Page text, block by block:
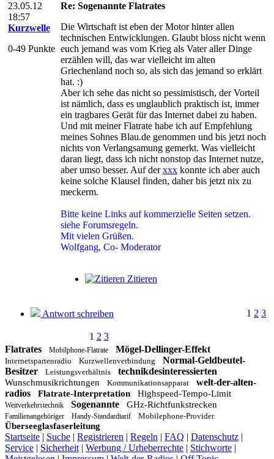
23.05.12
18:57
Kurzwelle
0-49 Punkte
Re: Sogenannte Flatrates
Die Wirtschaft ist eben der Motor hinter allen
technischen Entwicklungen. Glaubt bloss nicht wenn
euch jemand was vom Krieg als Vater aller Dinge
erzählen will, das war vielleicht im alten
Griechenland noch so, als sich das jemand so erklärt
hat. :)
Aber ich sehe das nicht so pessimistisch, der Vorteil
ist nämlich, dass es unglaublich praktisch ist, immer
ein tragbares Gerät für das Internet dabei zu haben.
Und mit meiner Flatrate habe ich auf Empfehlung
meines Sohnes Blau.de genommen und bis jetzt noch
nichts von Verlangsamung gemerkt. Was vielleicht
daran liegt, dass ich nicht nonstop das Internet nutze,
aber umso besser. Auf derxxx konnte ich aber auch
keine solche Klausel finden, daher bis jetzt nix zu
meckerm.
Bitte keine Links auf kommerzielle Seiten setzen.
siehe Forumsregeln.
Mit vielen Grüßen.
Wolfgang, Co- Moderator
Zitieren
Antwort schreiben 1 2 3
1 2 3
Flatrates
Mobilphone-Flatrate Mögel-Dellinger-Effekt
Internetspartenradio Kurzwellenverbindung
Normal-Geldbeutel-
Besitzer
Leistungsverhältnis technikdesinteressierten
Wunschmusikrichtungen Kommunikationsapparat
welt-der-alten-
radios
Flatrate-Interpretation Highspeed-Tempo-Limit
Weitverkehrstechnik Sogenannte GHz-Richtfunkstrecken
Familienangehöriger Handy-Standardtarif Mobilephone-Provider
Überseeglasfaserleitung
Startseite | Suche | Registrieren | Regeln | FAQ | Datenschutz |
Service | Sicherheit | Werbung / Urheberrechte | Stichworte |